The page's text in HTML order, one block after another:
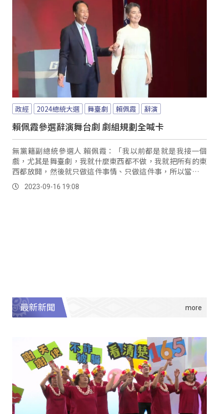
政經 2024總統大選 舞臺劇 賴佩霞 辭演
賴佩霞參選辭演舞台劇 劇組規劃全喊卡
無黨籍副總統參選人 賴佩霞：「我以前都是就是我接一個
戲，尤其是舞臺劇，我就什麼東西都不做，我就把所有的東
西都放開，然後就只做這件事情、只做這件事，所以當我沒
有辦法100%全心投入的時候，那我覺得我是對不起大家的。
2023-09-16 19:08
最新新聞